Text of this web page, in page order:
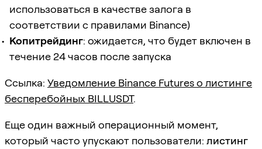
использоваться в качестве залога в
соответствии с правилами Binance)
Копитрейдинг: ожидается, что будет включен в
течение 24 часов после запуска
Ссылка: Уведомление Binance Futures о листинге
бесперебойных BILLUSDT.
Еще один важный операционный момент,
который часто упускают пользователи: листинг